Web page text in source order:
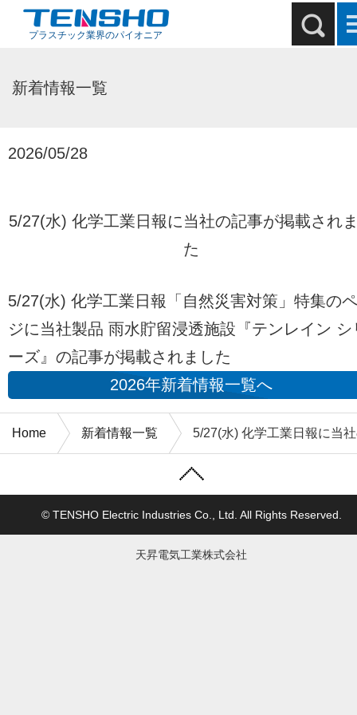
プラスチック業界のパイオニア
新着情報一覧
Home 新着情報一覧 5/27(水) 化学工業日報に当
2026/05/28
5/27(水) 化学工業日報に当社の記事が掲載され
た
5/27(水) 化学工業日報「自然災害対策」特集の
ジに当社製品 雨水貯留浸透施設『テンレイン シ
ーズ』の記事が掲載されました
2026年新着情報一覧へ
© TENSHO Electric Industries Co., Ltd. All Rights Reserved.
天昇電気工業株式会社